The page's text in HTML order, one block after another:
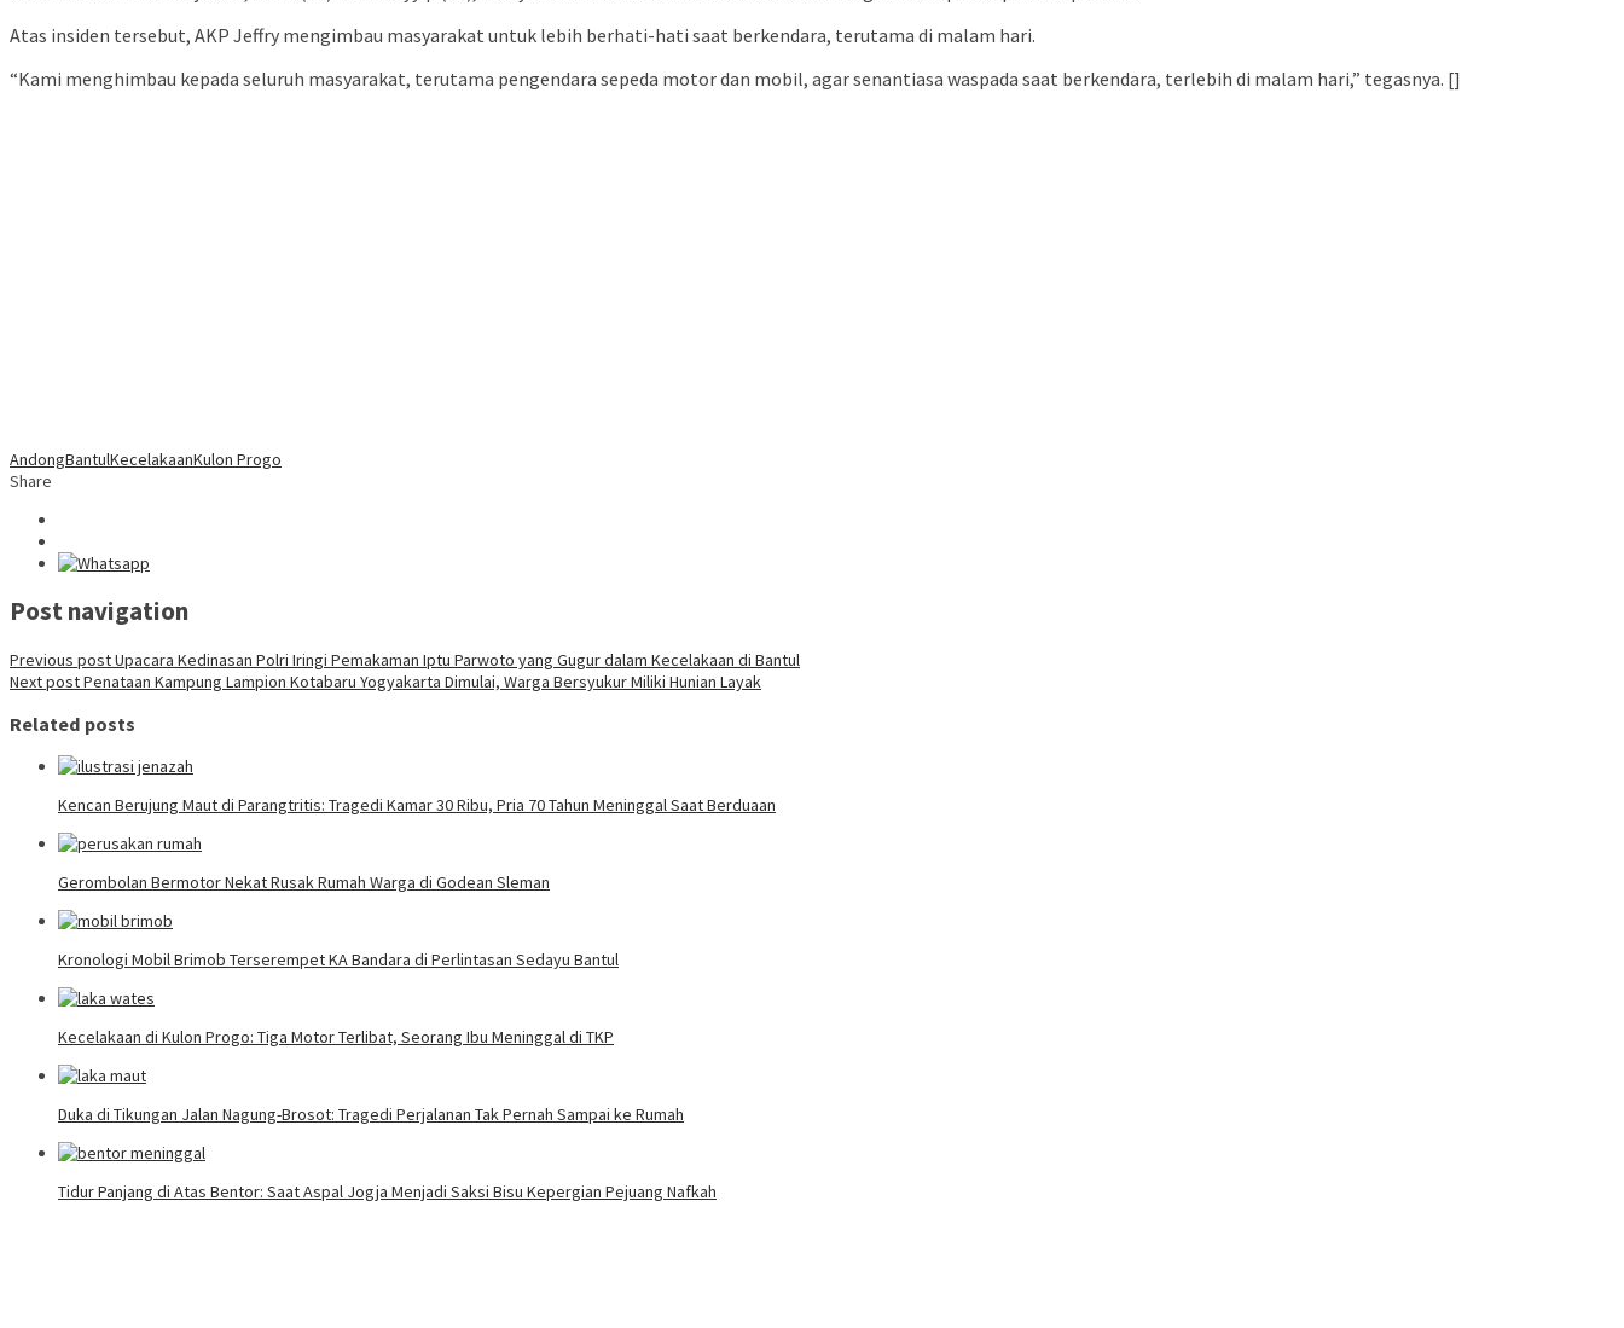
Atas insiden tersebut, AKP Jeffry mengimbau masyarakat untuk lebih berhati-hati saat berkendara, terutama di malam hari.
“Kami menghimbau kepada seluruh masyarakat, terutama pengendara sepeda motor dan mobil, agar senantiasa waspada saat berkendara, terlebih di malam hari,” tegasnya. []
AndongBantulKecelakaanKulon Progo
Share
Post navigation
Previous postUpacara Kedinasan Polri Iringi Pemakaman Iptu Parwoto yang Gugur dalam Kecelakaan di Bantul
Next postPenataan Kampung Lampion Kotabaru Yogyakarta Dimulai, Warga Bersyukur Miliki Hunian Layak
Related posts
Kencan Berujung Maut di Parangtritis: Tragedi Kamar 30 Ribu, Pria 70 Tahun Meninggal Saat Berduaan
Gerombolan Bermotor Nekat Rusak Rumah Warga di Godean Sleman
Kronologi Mobil Brimob Terserempet KA Bandara di Perlintasan Sedayu Bantul
Kecelakaan di Kulon Progo: Tiga Motor Terlibat, Seorang Ibu Meninggal di TKP
Duka di Tikungan Jalan Nagung-Brosot: Tragedi Perjalanan Tak Pernah Sampai ke Rumah
Tidur Panjang di Atas Bentor: Saat Aspal Jogja Menjadi Saksi Bisu Kepergian Pejuang Nafkah